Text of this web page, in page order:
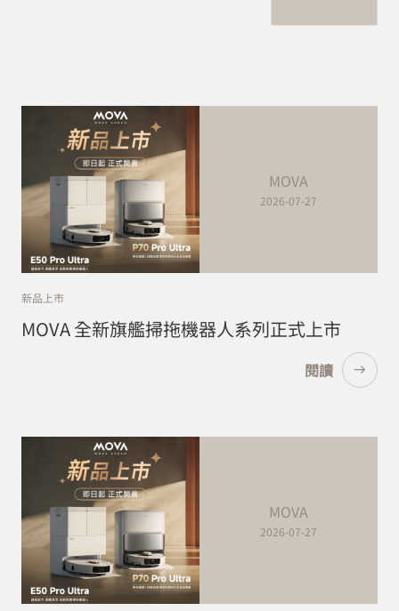
MOVA
2026-07-27
新品上市
MOVA 全新旗艦掃拖機器人系列正式上市
閱讀
MOVA
2026-07-27